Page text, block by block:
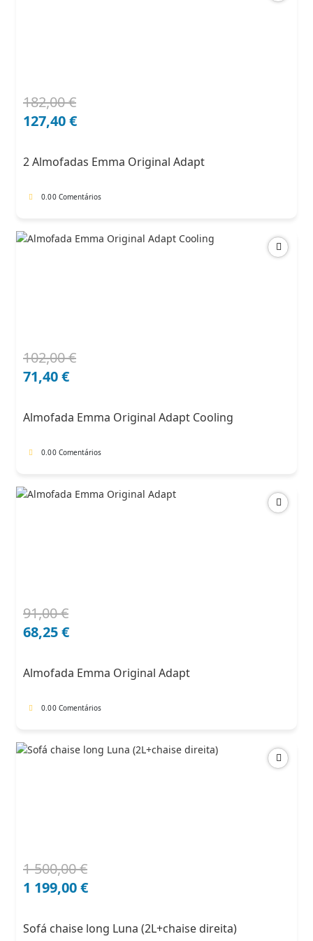
182,00€
O
preço
182,00 €.
127,40€
O
preço
127,40 €.
2 Almofadas Emma Original Adapt
0.00 Comentários
102,00€
O
preço
102,00 €.
71,40€
O
preço
71,40 €.
Almofada Emma Original Adapt Cooling
0.00 Comentários
91,00€
O
preço
91,00 €.
68,25€
O
preço
68,25 €.
Almofada Emma Original Adapt
0.00 Comentários
1 500,00€
O
preço
1
1 199,00€
O
preço
1
Sofá chaise long Luna (2L+chaise direita)